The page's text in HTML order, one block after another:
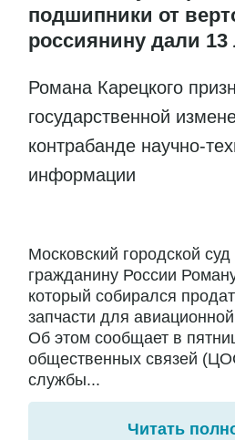
подшипники от
россиянину дали 13
Романа Карецкого
государственной
контрабанде научно-
информации
Московский городской
гражданину России
который собирался
запчасти для
Об этом сообщает в
общественных связей
службы...
Читать